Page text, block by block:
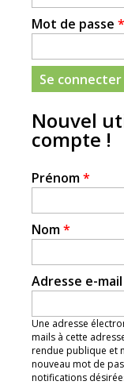
Mot de passe *
Nouvel
compte !
Prénom*
Nom*
Adresse e-mail
Une adresse
mails à cette
rendue publique et
nouveau mot de
notifications